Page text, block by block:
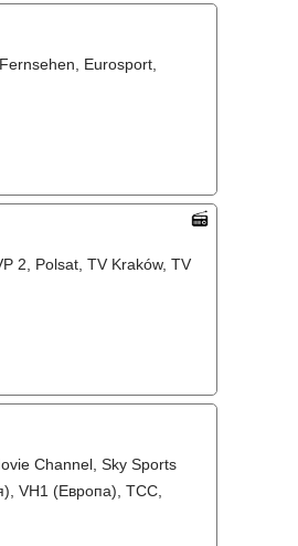
Eurosport,
2, Polsat, TV Kraków, TV
Channel, Sky Sports
VH1 (Европа), TCC,